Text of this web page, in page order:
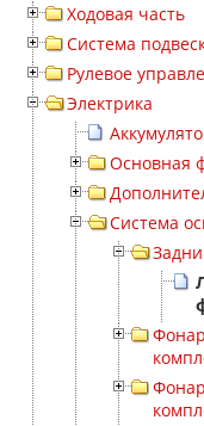
Ходовая часть
Система
Рулевое
Электрика
Основная
Система